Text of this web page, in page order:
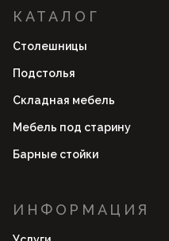
КАТАЛОГ
Столешницы
Подстолья
Складная мебель
Мебель под старину
Барные стойки
ИНФОРМАЦИЯ